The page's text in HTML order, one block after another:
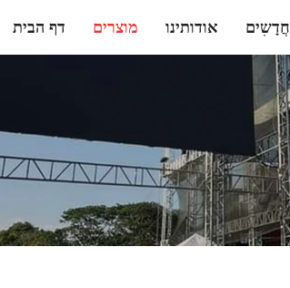
דף הבית מוצרים אודותינו חֲדָשִים